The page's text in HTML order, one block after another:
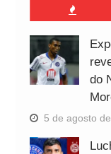
do
5 de agosto